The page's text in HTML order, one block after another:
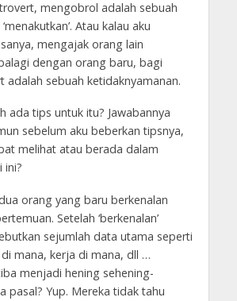
mengobrol adalah sebuah
Atau kalau aku
mengajak orang lain
dengan orang baru, bagi
adalah sebuah ketidaknyamanan.
ada tips untuk itu? Jawabannya
sebelum aku beberkan tipsnya,
melihat atau berada dalam
ini?
orang yang baru berkenalan
Setelah ‘berkenalan’
sejumlah data utama seperti
mana, kerja di mana, dll …
menjadi hening sehening-
pasal? Yup. Mereka tidak tahu